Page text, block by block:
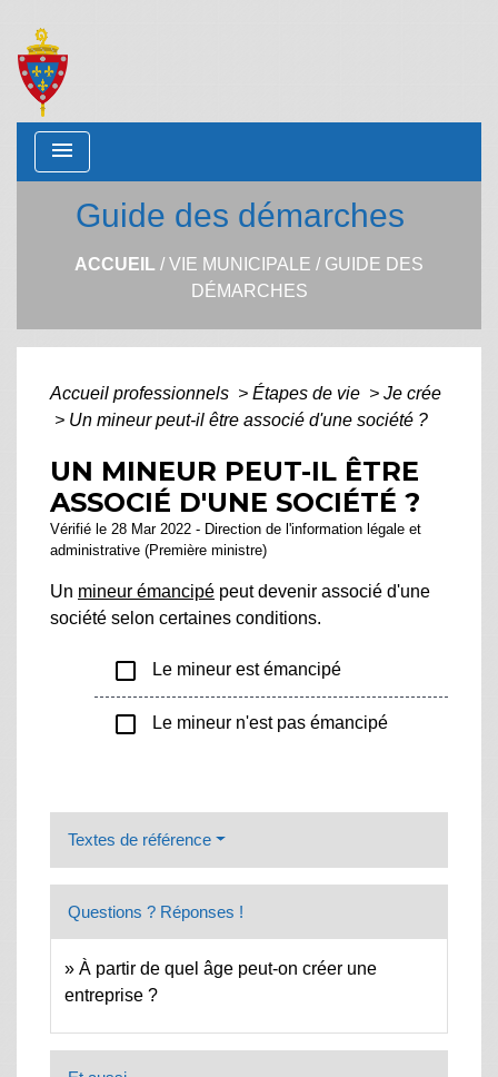
menu
Guide des démarches
ACCUEIL /VIE MUNICIPALE / GUIDE DES
DÉMARCHES
Accueil professionnels > Étapes de vie > Je crée
> Un mineur peut-il être associé d'une société ?
UN MINEUR PEUT-IL ÊTRE
ASSOCIÉ D'UNE SOCIÉTÉ ?
Vérifié le 28 Mar 2022 - Direction de l'information légale et
administrative (Première ministre)
Un mineur émancipé peut devenir associé d'une
société selon certaines conditions.
check_box_outline_blank Le mineur est émancipé
check_box_outline_blank Le mineur n'est pas émancipé
Textes de référence
Questions ? Réponses !
À partir de quel âge peut-on créer une
entreprise ?